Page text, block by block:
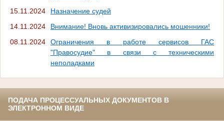
15.11.2024
Назначение судей
14.11.2024
Внимание! Вновь активизировались мошенники!
08.11.2024
Ограничения в работе сервисов ГАС
"Правосудие" в связи с техническими
неполадками
ПОДАЧА ПРОЦЕССУАЛЬНЫХ ДОКУМЕНТОВ В
ЭЛЕКТРОННОМ ВИДЕ